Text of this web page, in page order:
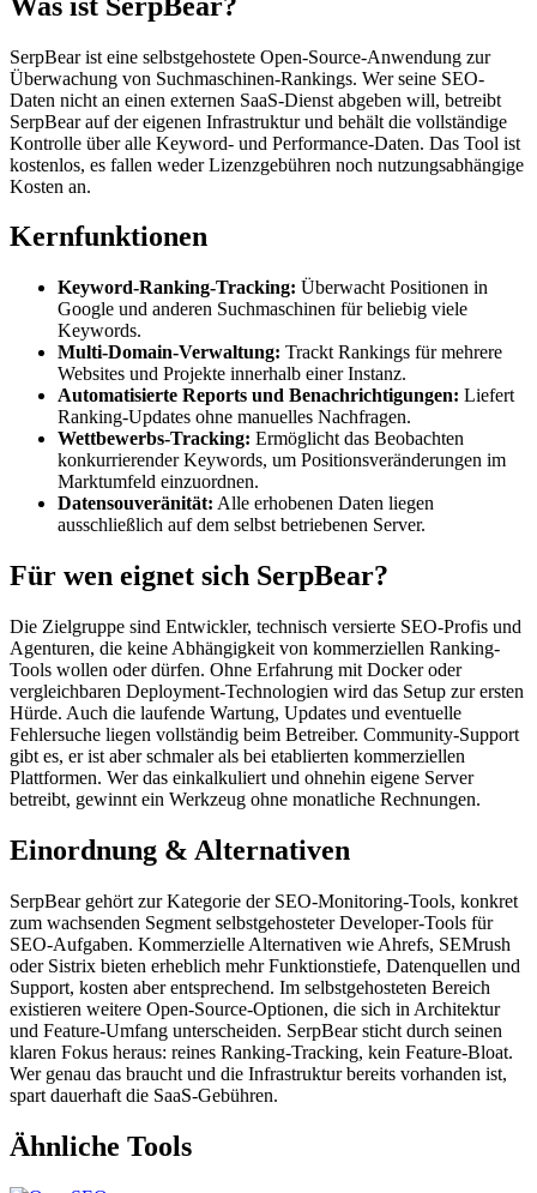
SerpBear ist eine selbstgehostete Open-Source-Anwendung zur
Überwachung von Suchmaschinen-Rankings. Wer seine SEO-
Daten nicht an einen externen SaaS-Dienst abgeben will, betreibt
SerpBear auf der eigenen Infrastruktur und behält die vollständige
Kontrolle über alle Keyword- und Performance-Daten. Das Tool ist
kostenlos, es fallen weder Lizenzgebühren noch nutzungsabhängige
Kosten an.
Kernfunktionen
Keyword-Ranking-Tracking: Überwacht Positionen in
Google und anderen Suchmaschinen für beliebig viele
Keywords.
Multi-Domain-Verwaltung: Trackt Rankings für mehrere
Websites und Projekte innerhalb einer Instanz.
Automatisierte Reports und Benachrichtigungen: Liefert
Ranking-Updates ohne manuelles Nachfragen.
Wettbewerbs-Tracking: Ermöglicht das Beobachten
konkurrierender Keywords, um Positionsveränderungen im
Marktumfeld einzuordnen.
Datensouveränität: Alle erhobenen Daten liegen
ausschließlich auf dem selbst betriebenen Server.
Für wen eignet sich SerpBear?
Die Zielgruppe sind Entwickler, technisch versierte SEO-Profis und
Agenturen, die keine Abhängigkeit von kommerziellen Ranking-
Tools wollen oder dürfen. Ohne Erfahrung mit Docker oder
vergleichbaren Deployment-Technologien wird das Setup zur ersten
Hürde. Auch die laufende Wartung, Updates und eventuelle
Fehlersuche liegen vollständig beim Betreiber. Community-Support
gibt es, er ist aber schmaler als bei etablierten kommerziellen
Plattformen. Wer das einkalkuliert und ohnehin eigene Server
betreibt, gewinnt ein Werkzeug ohne monatliche Rechnungen.
Einordnung & Alternativen
SerpBear gehört zur Kategorie der SEO-Monitoring-Tools, konkret
zum wachsenden Segment selbstgehosteter Developer-Tools für
SEO-Aufgaben. Kommerzielle Alternativen wie Ahrefs, SEMrush
oder Sistrix bieten erheblich mehr Funktionstiefe, Datenquellen und
Support, kosten aber entsprechend. Im selbstgehosteten Bereich
existieren weitere Open-Source-Optionen, die sich in Architektur
und Feature-Umfang unterscheiden. SerpBear sticht durch seinen
klaren Fokus heraus: reines Ranking-Tracking, kein Feature-Bloat.
Wer genau das braucht und die Infrastruktur bereits vorhanden ist,
spart dauerhaft die SaaS-Gebühren.
Ähnliche Tools